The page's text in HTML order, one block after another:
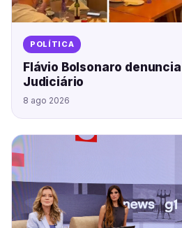
POLÍTICA
Flávio Bolsonaro
Judiciário
8 ago 2026